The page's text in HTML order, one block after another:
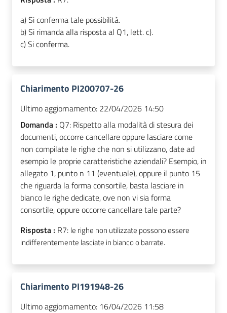
a) Si conferma tale possibilità.
b) Si rimanda alla risposta al Q1, lett. c).
c) Si conferma.
Chiarimento PI200707-26
Ultimo aggiornamento: 22/04/2026 14:50
Domanda : Q7: Rispetto alla modalità di stesura dei
documenti, occorre cancellare oppure lasciare come
non compilate le righe che non si utilizzano, date ad
esempio le proprie caratteristiche aziendali? Esempio, in
allegato 1, punto n 11 (eventuale), oppure il punto 15
che riguarda la forma consortile, basta lasciare in
bianco le righe dedicate, ove non vi sia forma
consortile, oppure occorre cancellare tale parte?
Risposta : R7: le righe non utilizzate possono essere
indifferentemente lasciate in bianco o barrate.
Chiarimento PI191948-26
Ultimo aggiornamento: 16/04/2026 11:58